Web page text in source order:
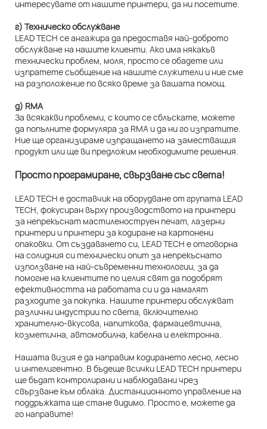
интересувате от нашите принтери, да ни посетите.
г) Техническо обслужване
LEAD TECH се ангажира да предоставя най-доброто
обслужване на нашите клиенти. Ако има някакъв
технически проблем, моля, просто се обадете или
изпратете съобщение на нашите служители и ние сме
на разположение по всяко време за вашата помощ.
д) RMA
За всякакви проблеми, с които се сблъскате, можете
да попълните формуляра за RMA и да ни го изпратите.
Ние ще организираме изпращането на заместващия
продукт или ще ви предложим необходимите решения.
Просто програмиране, свързване със света!
LEAD TECH е доставчик на оборудване от групата LEAD
TECH, фокусиран върху производството на принтери
за непрекъснат мастиленоструен печат, лазерни
принтери и принтери за кодиране на картонени
опаковки. От създаването си, LEAD TECH е отговорна
на солидния си технически опит за непрекъснато
използване на най-съвременни технологии, за да
помогне на клиентите по целия свят да подобрят
ефективността на работата си и да намалят
разходите за покупка. Нашите принтери обслужват
различни индустрии по света, включително
хранително-вкусова, напиткова, фармацевтична,
козметична, автомобилна, кабелна и електронна.
Нашата визия е да направим кодирането лесно, лесно
и интелигентно. В бъдеще всички LEAD TECH принтери
ще бъдат контролирани и наблюдавани чрез
свързване към облака. Дистанционното управление на
поддръжката ще стане видимо. Просто е, можете да
го направите!